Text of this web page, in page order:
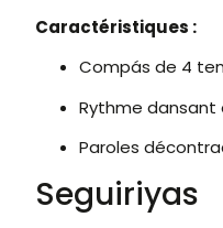
Caractéristiques :
Compás de 4
Rythme
Paroles
Seguiriyas